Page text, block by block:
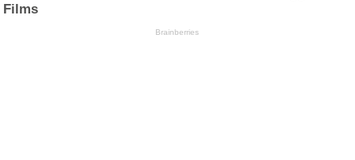
Films
Brainberries